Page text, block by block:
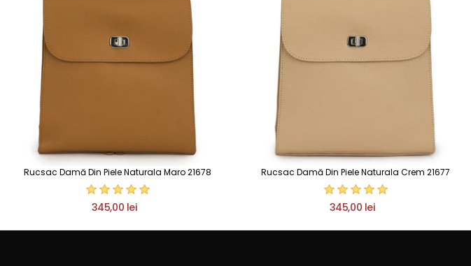
Rucsac Damă Din Piele Naturala Maro 21678
345,00 lei
Rucsac Damă Din Piele Naturala Crem 21677
345,00 lei